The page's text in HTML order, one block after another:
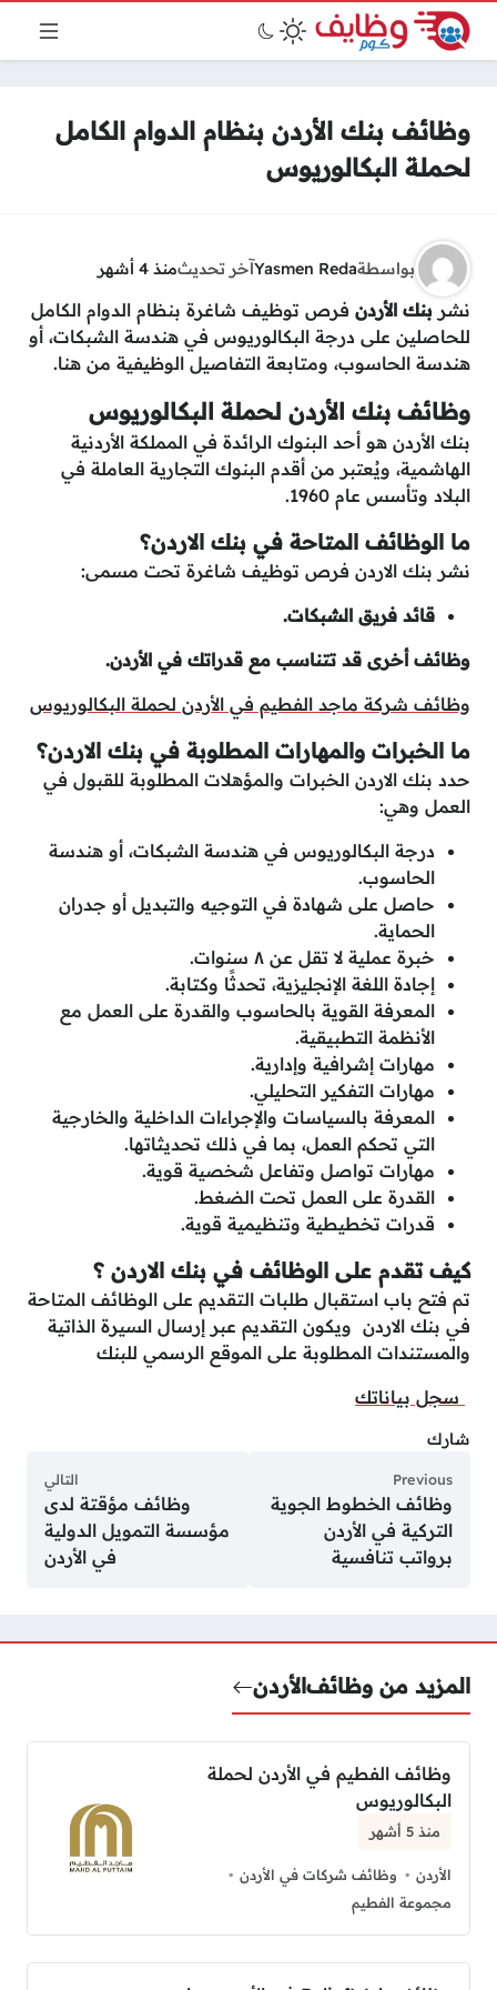
وظائف بنك الأردن بنظام الدوام الكامل
لحملة البكالوريوس
بواسطةYasmen Redaآخر تحديثمنذ 4 أشهر
نشر بنك الأردن فرص توظيف شاغرة بنظام الدوام الكامل
للحاصلين على درجة البكالوريوس في هندسة الشبكات، أو
هندسة الحاسوب، ومتابعة التفاصيل الوظيفية من هنا.
وظائف بنك الأردن لحملة البكالوريوس
بنك الأردن هو أحد البنوك الرائدة في المملكة الأردنية
الهاشمية، ويُعتبر من أقدم البنوك التجارية العاملة في
البلاد وتأسس عام 1960.
ما الوظائف المتاحة في بنك الاردن؟
نشر بنك الاردن فرص توظيف شاغرة تحت مسمى:
قائد فريق الشبكات.
وظائف أخرى قد تتناسب مع قدراتك في الأردن.
وظائف شركة ماجد الفطيم في الأردن لحملة البكالوريوس
ما الخبرات والمهارات المطلوبة في بنك الاردن؟
حدد بنك الاردن الخبرات والمؤهلات المطلوبة للقبول في
العمل وهي:
درجة البكالوريوس في هندسة الشبكات، أو هندسة
الحاسوب.
حاصل على شهادة في التوجيه والتبديل أو جدران
الحماية.
خبرة عملية لا تقل عن ٨ سنوات.
إجادة اللغة الإنجليزية، تحدثًا وكتابة.
المعرفة القوية بالحاسوب والقدرة على العمل مع
الأنظمة التطبيقية.
مهارات إشرافية وإدارية.
مهارات التفكير التحليلي.
المعرفة بالسياسات والإجراءات الداخلية والخارجية
التي تحكم العمل، بما في ذلك تحديثاتها.
مهارات تواصل وتفاعل شخصية قوية.
القدرة على العمل تحت الضغط.
قدرات تخطيطية وتنظيمية قوية.
كيف تقدم على الوظائف في بنك الاردن ؟
تم فتح باب استقبال طلبات التقديم على الوظائف المتاحة
في بنك الاردن ويكون التقديم عبر إرسال السيرة الذاتية
والمستندات المطلوبة على الموقع الرسمي للبنك
‏سجل بياناتك
شارك
Previous
وظائف الخطوط الجوية
التركية في الأردن
برواتب تنافسية
التالي
وظائف مؤقتة لدى
مؤسسة التمويل الدولية
في الأردن
المزيد من وظائفالأردن
وظائف الفطيم في الأردن لحملة
البكالوريوس
منذ 5 أشهر
الأردن
وظائف شركات في الأردن
مجموعة الفطيم